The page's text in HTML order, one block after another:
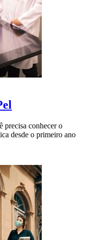
precisa conhecer o
desde o primeiro ano